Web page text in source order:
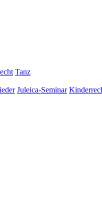
Tanz
Juleica-Seminar